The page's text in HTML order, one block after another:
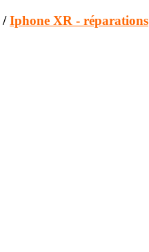
/Iphone XR - réparations